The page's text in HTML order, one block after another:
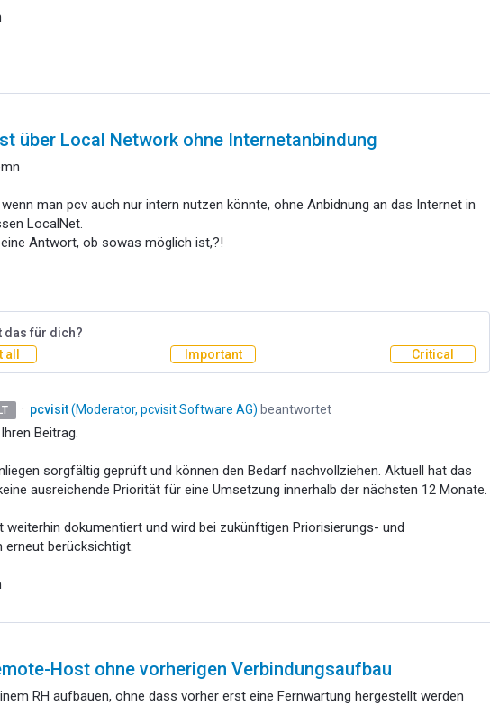
über Local Network ohne Internetanbindung
man pcv auch nur intern nutzen könnte, ohne Anbidnung an das Internet in
LocalNet.
Antwort, ob sowas möglich ist,?!
das für dich?
Important Critical
· pcvisit(Moderator, pcvisit Software AG) beantwortet
Beitrag.
sorgfältig geprüft und können den Bedarf nachvollziehen. Aktuell hat das
ausreichende Priorität für eine Umsetzung innerhalb der nächsten 12 Monate.
weiterhin dokumentiert und wird bei zukünftigen Priorisierungs- und
erneut berücksichtigt.
Host ohne vorherigen Verbindungsaufbau
RH aufbauen, ohne dass vorher erst eine Fernwartung hergestellt werden